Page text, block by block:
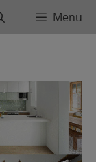
BuscarMenu